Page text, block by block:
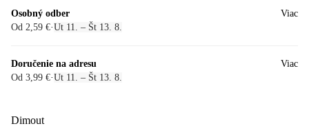
Osobný odber
Od 2,59 €·Ut 11. – Št 13. 8.
Viac
Doručenie na adresu
Od 3,99 €·Ut 11. – Št 13. 8.
Viac
Dimout